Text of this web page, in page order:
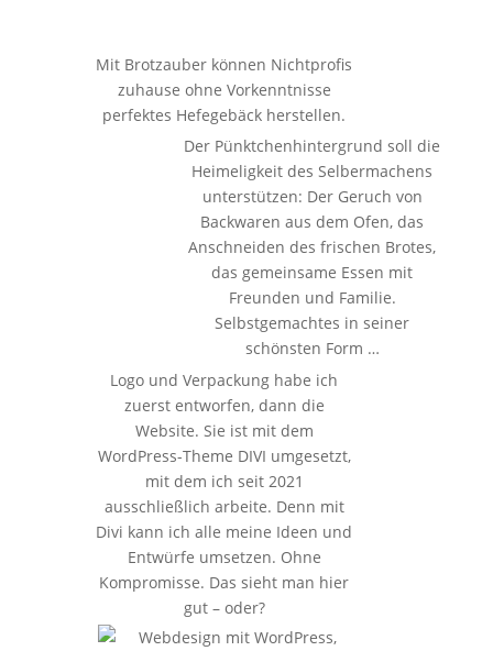
Mit Brotzauber können Nichtprofis
zuhause ohne Vorkenntnisse
perfektes Hefegebäck herstellen.
Der Pünktchenhintergrund soll die
Heimeligkeit des Selbermachens
unterstützen: Der Geruch von
Backwaren aus dem Ofen, das
Anschneiden des frischen Brotes,
das gemeinsame Essen mit
Freunden und Familie.
Selbstgemachtes in seiner
schönsten Form …
Logo und Verpackung habe ich
zuerst entworfen, dann die
Website. Sie ist mit dem
WordPress-Theme DIVI umgesetzt,
mit dem ich seit 2021
ausschließlich arbeite. Denn mit
Divi kann ich alle meine Ideen und
Entwürfe umsetzen. Ohne
Kompromisse. Das sieht man hier
gut – oder?